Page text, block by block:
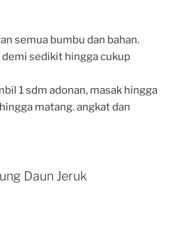
semua bumbu dan bahan.
sedikit hingga cukup
1 sdm adonan, masak hingga
matang. angkat dan
Daun Jeruk